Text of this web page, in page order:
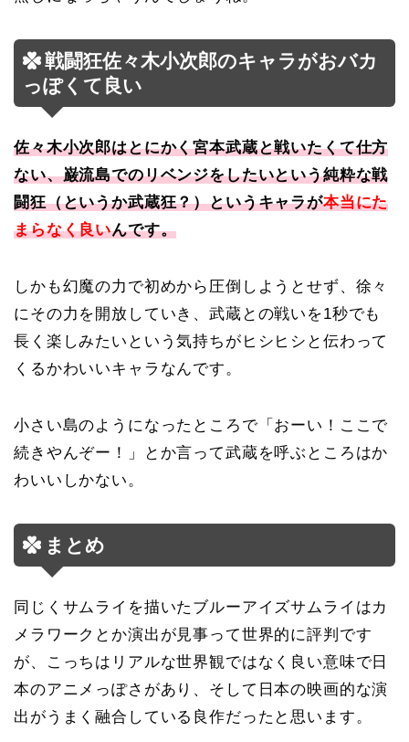
戦闘狂佐々木小次郎のキャラがおバカ
っぽくて良い
佐々木小次郎はとにかく宮本武蔵と戦いたくて仕方
ない、巌流島でのリベンジをしたいという純粋な戦
闘狂（というか武蔵狂？）というキャラが本当にた
まらなく良いんです。
しかも幻魔の力で初めから圧倒しようとせず、徐々
にその力を開放していき、武蔵との戦いを1秒でも
長く楽しみたいという気持ちがヒシヒシと伝わって
くるかわいいキャラなんです。
小さい島のようになったところで「おーい！ここで
続きやんぞー！」とか言って武蔵を呼ぶところはか
わいいしかない。
まとめ
同じくサムライを描いたブルーアイズサムライはカ
メラワークとか演出が見事って世界的に評判です
が、こっちはリアルな世界観ではなく良い意味で日
本のアニメっぽさがあり、そして日本の映画的な演
出がうまく融合している良作だったと思います。